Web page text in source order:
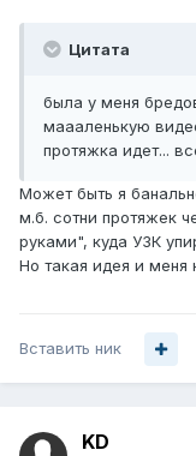
Цитата
была у меня
маааленькую
протяжка идет...
Может быть я
м.б. сотни протяжек
руками", куда УЗК
Но такая идея и меня
Вставить ник
KD